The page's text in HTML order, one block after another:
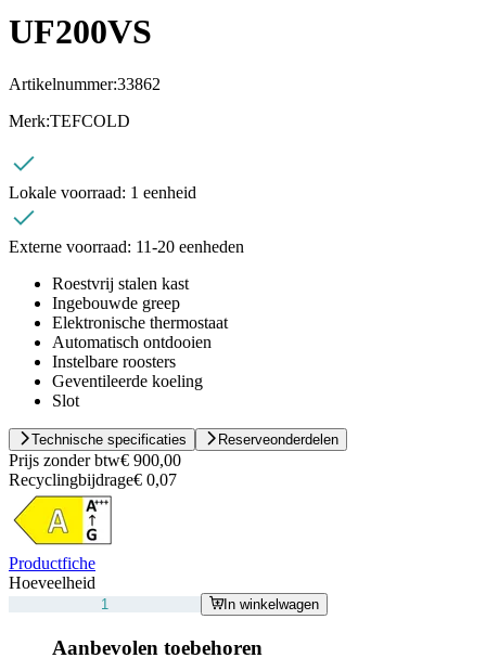
UF200VS
Artikelnummer:33862
Merk:TEFCOLD
Lokale voorraad: 1 eenheid
Externe voorraad: 11-20 eenheden
Roestvrij stalen kast
Ingebouwde greep
Elektronische thermostaat
Automatisch ontdooien
Instelbare roosters
Geventileerde koeling
Slot
Technische specificaties Reserveonderdelen
Prijs zonder btw€ 900,00
Recyclingbijdrage€ 0,07
Productfiche
Hoeveelheid
In winkelwagen
Aanbevolen toebehoren